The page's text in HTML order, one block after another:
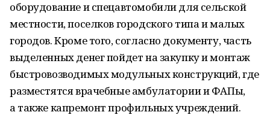
оборудование и спецавтомобили для сельской
местности, поселков городского типа и малых
городов. Кроме того, согласно документу, часть
выделенных денег пойдет на закупку и монтаж
быстровозводимых модульных конструкций, где
разместятся врачебные амбулатории и ФАПы,
а также капремонт профильных учреждений.